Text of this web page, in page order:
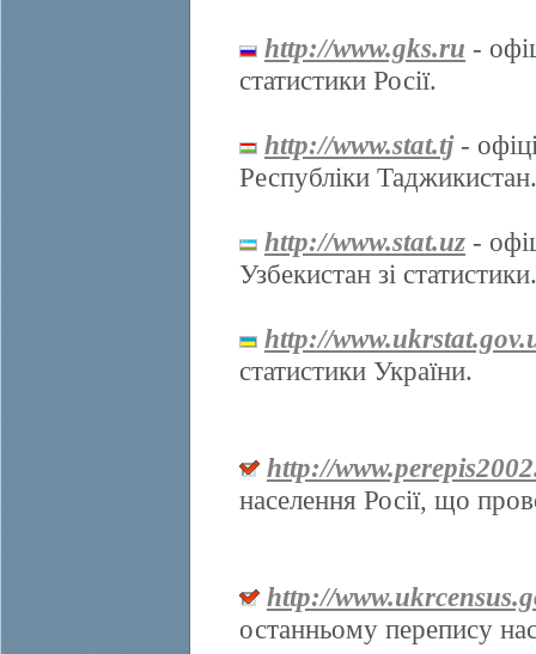
http://www.gks.ru -
статистики Росії.
http://www.stat.tj-
Республіки Таджикистан.
http://www.stat.uz -
Узбекистан зі статистики.
http://
статистики України.
http://
населення Росії, що
http://
останньому перепису